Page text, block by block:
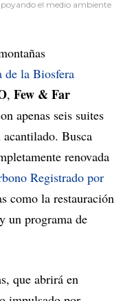
el medio ambiente
de la Biosfera
, Few & Far
apenas seis suites
Busca
renovada
Registrado por
como la restauración
un programa de
que abrirá en